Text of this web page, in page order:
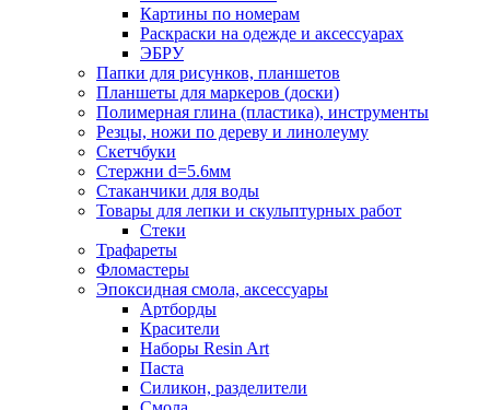
Картины по номерам
Раскраски на одежде и аксессуарах
ЭБРУ
Папки для рисунков, планшетов
Планшеты для маркеров (доски)
Полимерная глина (пластика), инструменты
Резцы, ножи по дереву и линолеуму
Скетчбуки
Стержни d=5.6мм
Стаканчики для воды
Товары для лепки и скульптурных работ
Стеки
Трафареты
Фломастеры
Эпоксидная смола, аксессуары
Артборды
Красители
Наборы Resin Art
Паста
Силикон, разделители